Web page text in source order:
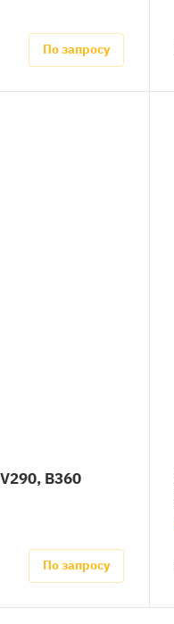
По запросу
B360
По запросу